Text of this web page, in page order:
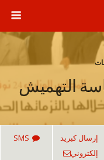
التهميش
إرسال كبريد
إلكتروني
SMS